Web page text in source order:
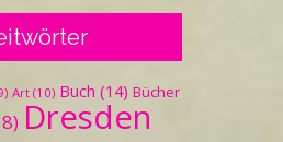
Art (10) Buch (14) Bücher
Dresden